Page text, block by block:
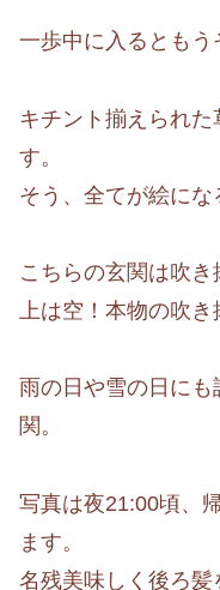
一歩中に入るとも
キチント揃えられた
す。
そう、全てが絵にな
こちらの玄関は吹き
上は空！本物の吹き
雨の日や雪の日に
関。
写真は夜21:00頃、
ます。
名残美味しく後ろ髪